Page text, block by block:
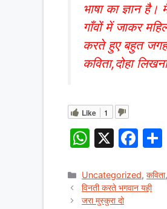
भाषा का ज्ञान
गाँवों में जाकर
करते हुए बहुत जगह
कविता,दोहा
Like 1
W
at
s
X
F
c
e
Categories
Uncategorized,कविता
विनती करते भगवान यही
जरा मुस्कुरा दो